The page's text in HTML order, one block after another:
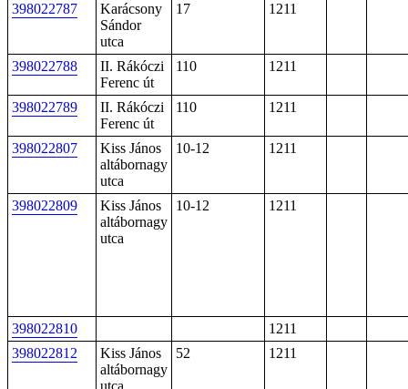
398022787
Karácsony
Sándor
utca
17 1211
398022788
II. Rákóczi
Ferenc út
110 1211
398022789
II. Rákóczi
Ferenc út
110 1211
398022807
Kiss János
altábornagy
utca
10-12 1211
398022809
Kiss János
altábornagy
utca
10-12 1211
398022810
1211
398022812
Kiss János
altábornagy
utca
52 1211